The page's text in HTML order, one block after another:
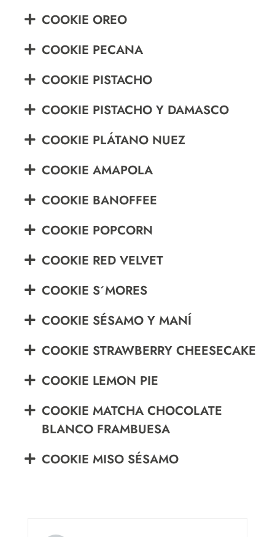
COOKIE OREO
COOKIE PECANA
COOKIE PISTACHO
COOKIE PISTACHO Y DAMASCO
COOKIE PLÁTANO NUEZ
COOKIE AMAPOLA
COOKIE BANOFFEE
COOKIE POPCORN
COOKIE RED VELVET
COOKIE S´MORES
COOKIE SÉSAMO Y MANÍ
COOKIE STRAWBERRY CHEESECAKE
COOKIE LEMON PIE
COOKIE MATCHA CHOCOLATE
BLANCO FRAMBUESA
COOKIE MISO SÉSAMO